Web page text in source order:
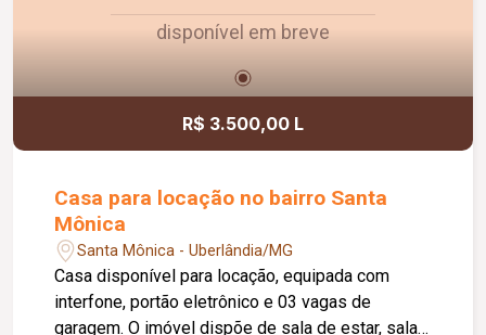
disponível em breve
R$ 3.500,00 L
Casa para locação no bairro Santa
Mônica
Santa Mônica - Uberlândia/MG
Casa disponível para locação, equipada com
interfone, portão eletrônico e 03 vagas de
garagem. O imóvel dispõe de sala de estar, sala